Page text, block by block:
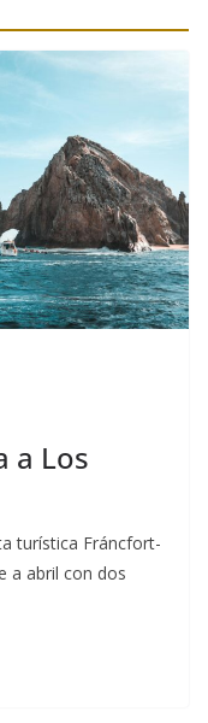
a Los
turística Fráncfort-
a abril con dos